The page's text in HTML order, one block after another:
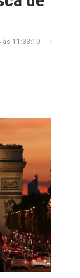
às 11:33:19